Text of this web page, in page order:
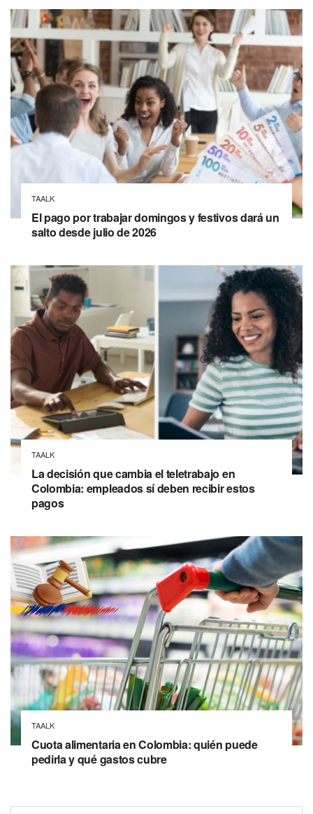
TAALK
El pago por trabajar domingos y festivos dará un
salto desde julio de 2026
TAALK
La decisión que cambia el teletrabajo en
Colombia: empleados sí deben recibir estos
pagos
TAALK
Cuota alimentaria en Colombia: quién puede
pedirla y qué gastos cubre